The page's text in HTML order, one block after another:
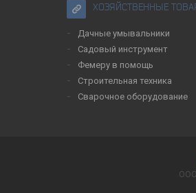
ХОЗЯЙСТВЕННЫЕ
Дачные умывальники
Садовый инструмент
Фемеру в помощь
Строительная техника
Сварочное оборудование
ООО